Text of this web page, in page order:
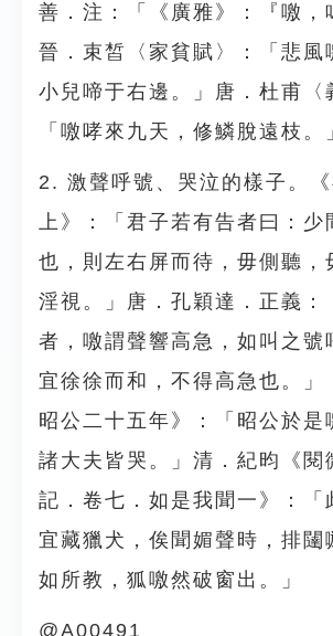
善．注：「《廣雅》：『噭，
晉．束皙〈家貧賦〉：「悲風
小兒啼于右邊。」唐．杜甫〈
「噭哮來九天，修鱗脫遠枝。
2. 激聲呼號、哭泣的樣子。
上》：「君子若有告者曰：少
也，則左右屏而待，毋側聽，
淫視。」唐．孔穎達．正義：
者，噭謂聲響高急，如叫之號
宜徐徐而和，不得高急也。」
昭公二十五年》：「昭公於是
諸大夫皆哭。」清．紀昀《閱
記．卷七．如是我聞一》：「
宜藏獵犬，俟聞媚聲時，排闥
如所教，狐噭然破窗出。」
@A00491